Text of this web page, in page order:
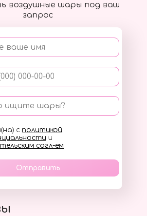
воздушные шары под ваш
запрос
ваше имя
ищите шары?
с политикой
и
согл-ем
Отправить